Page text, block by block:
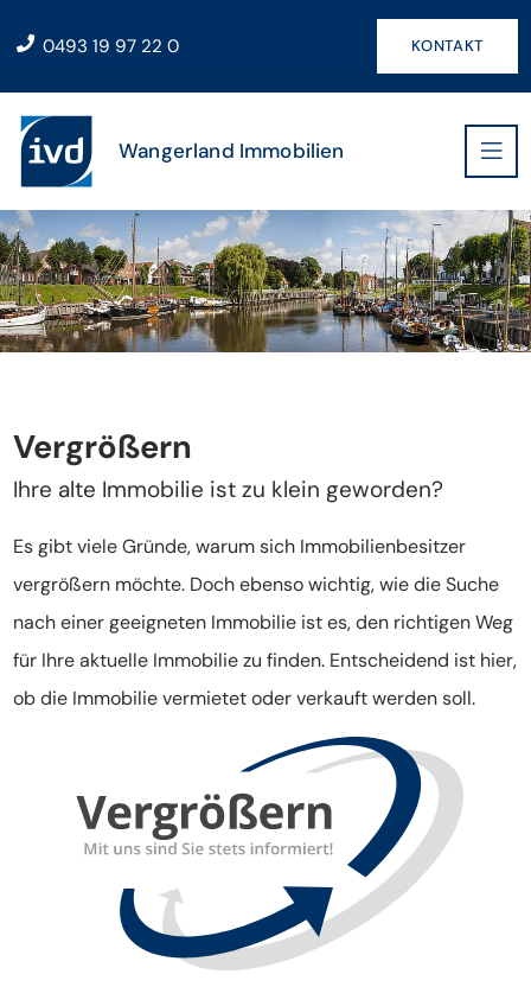
0493 19 97 22 0 KONTAKT
Wangerland Immobilien
Vergrößern
Ihre alte Immobilie ist zu klein geworden?
Es gibt viele Gründe, warum sich Immobilienbesitzer
vergrößern möchte. Doch ebenso wichtig, wie die Suche
nach einer geeigneten Immobilie ist es, den richtigen Weg
für Ihre aktuelle Immobilie zu finden. Entscheidend ist hier,
ob die Immobilie vermietet oder verkauft werden soll.